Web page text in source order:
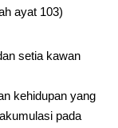
ayat 103)
setia kawan
kehidupan yang
pada